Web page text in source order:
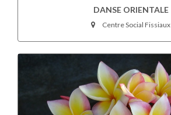
DANSE ORIENTALE
Centre Social Fissiaux